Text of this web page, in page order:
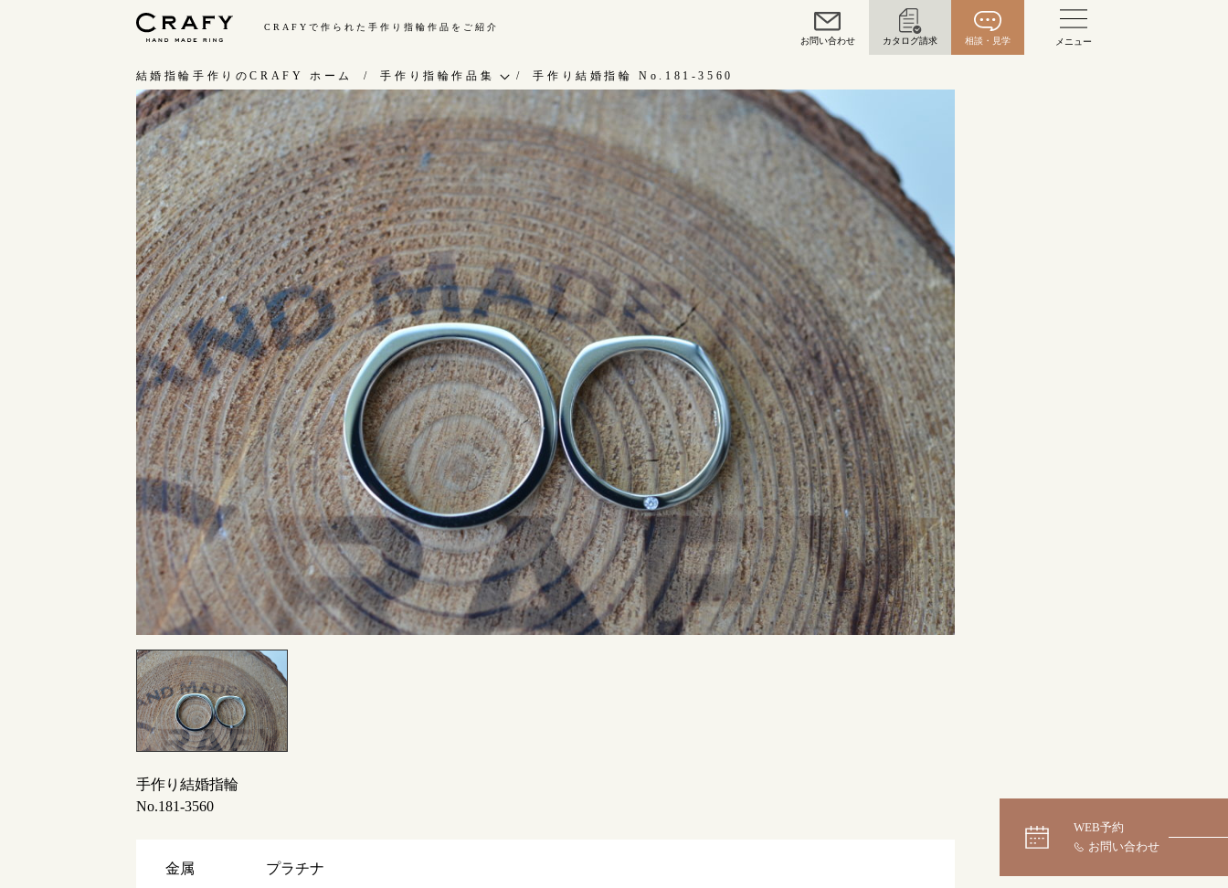
CRAFYで作られた手作り指輪作品をご紹介
お問い合わせ カタログ請求 相談・見学 メニュー
手作り結婚指輪
ワックス制作コース（鋳造）
金属加工制作コース（鍛造）
CRAFY home.（指輪制作キット）
結婚指輪の価格一覧
手作り婚約指輪
婚約指輪制作コース
ダイヤモンドプロポーズコース
婚約指輪の価格一覧
指輪制作の流れ
オーダーメイド 結婚指輪・婚約指輪
お問い合わせ
指輪作品集
インタビュー
工房一覧
よくあるご質問
アフターケア・保証
CRAFYについて
SNS・ブログ
ブログ
その他
プライバシーポリシー
用語集
WEB予約
結婚指輪手作りのCRAFY ホーム 手作り指輪作品集
手作り指輪作品集
お問い合わせ
お客様インタビュー
指輪のハンドメイド・手作り
CRAFYについて
結婚指輪手作り工房のご案内
手作り結婚指輪 No.181-3560
手作り結婚指輪
No.181-3560
金属 プラチナ
目黒本店
0120-690-216
表参道店
0120-690-214
吉祥寺店
0120-690-218
鎌倉店
0120-690-217
来店ご予約